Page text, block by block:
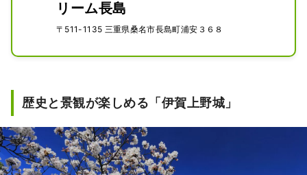
リーム長島
〒511-1135 三重県桑名市長島町浦安３６８
歴史と景観が楽しめる「伊賀上野城」